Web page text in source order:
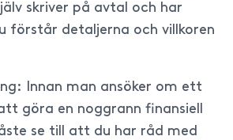
skriver på avtal och har
förstår detaljerna och villkoren
Innan man ansöker om ett
göra en noggrann finansiell
se till att du har råd med